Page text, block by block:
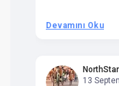
Devamını Oku
13